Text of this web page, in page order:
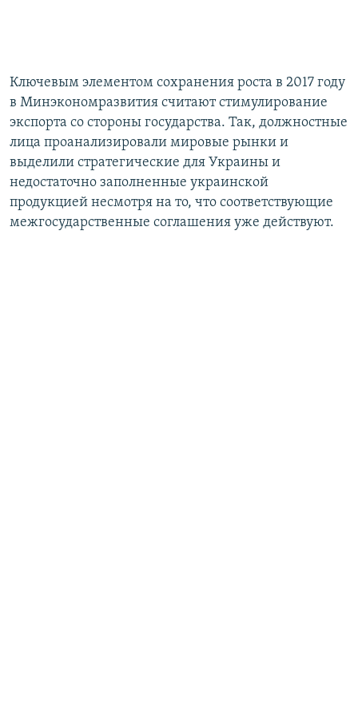
Ключевым элементом сохранения роста в 2017 году
в Минэкономразвития считают стимулирование
экспорта со стороны государства. Так, должностные
лица проанализировали мировые рынки и
выделили стратегические для Украины и
недостаточно заполненные украинской
продукцией несмотря на то, что соответствующие
межгосударственные соглашения уже действуют.